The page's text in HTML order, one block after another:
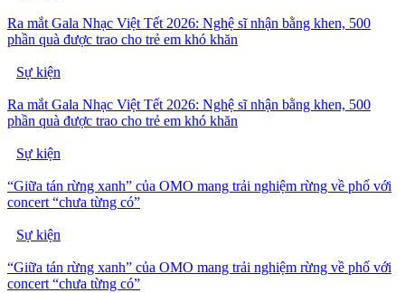
Ra mắt Gala Nhạc Việt Tết 2026: Nghệ sĩ nhận bằng khen, 500
phần quà được trao cho trẻ em khó khăn
Sự kiện
Ra mắt Gala Nhạc Việt Tết 2026: Nghệ sĩ nhận bằng khen, 500
phần quà được trao cho trẻ em khó khăn
Sự kiện
“Giữa tán rừng xanh” của OMO mang trải nghiệm rừng về phố với
concert “chưa từng có”
Sự kiện
“Giữa tán rừng xanh” của OMO mang trải nghiệm rừng về phố với
concert “chưa từng có”